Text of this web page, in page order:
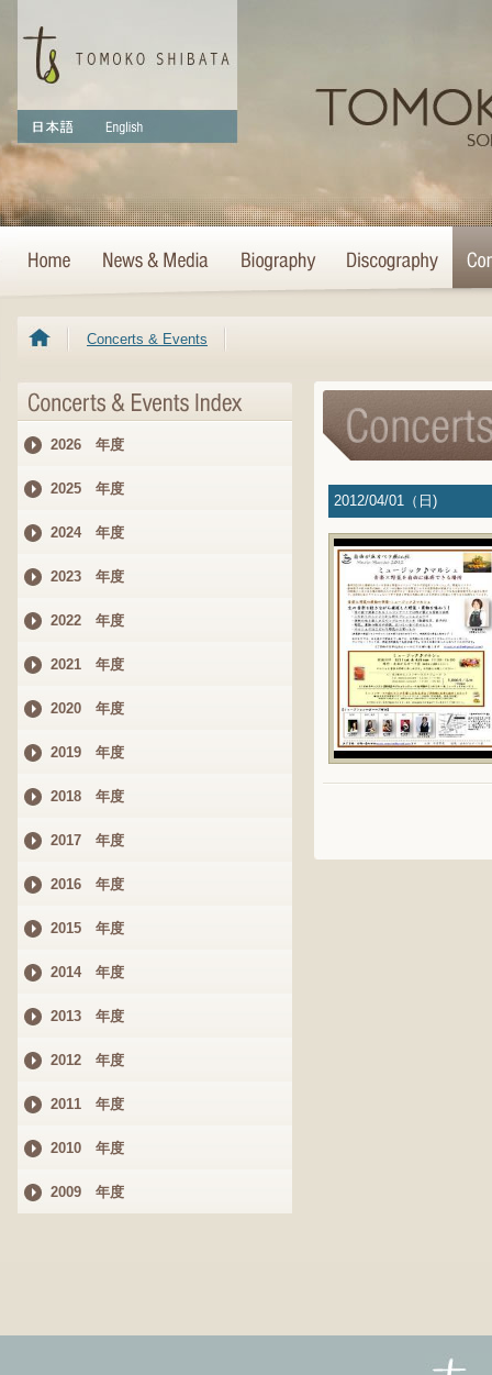
Concerts & Events
2026 年度
2025 年度
2024 年度
2023 年度
2022 年度
2021 年度
2020 年度
2019 年度
2018 年度
2017 年度
2016 年度
2015 年度
2014 年度
2013 年度
2012 年度
2011 年度
2010 年度
2009 年度
2012/04/01（日)